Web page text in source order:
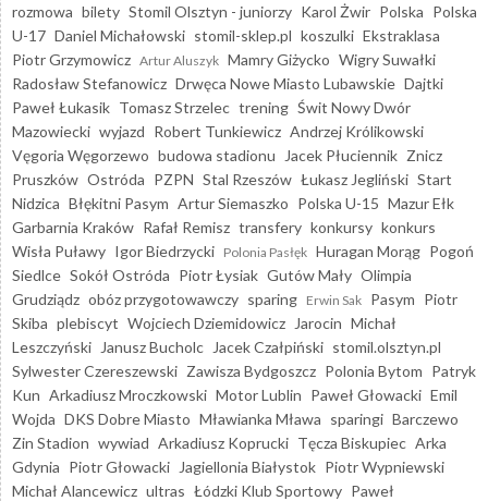
rozmowa bilety Stomil Olsztyn - juniorzy Karol Żwir Polska Polska
U-17 Daniel Michałowski stomil-sklep.pl koszulki Ekstraklasa
Piotr Grzymowicz Artur Aluszyk Mamry Giżycko Wigry Suwałki
Radosław Stefanowicz Drwęca Nowe Miasto Lubawskie Dajtki
Paweł Łukasik Tomasz Strzelec trening Świt Nowy Dwór
Mazowiecki wyjazd Robert Tunkiewicz Andrzej Królikowski
Vęgoria Węgorzewo budowa stadionu Jacek Płuciennik Znicz
Pruszków Ostróda PZPN Stal Rzeszów Łukasz Jegliński Start
Nidzica Błękitni Pasym Artur Siemaszko Polska U-15 Mazur Ełk
Garbarnia Kraków Rafał Remisz transfery konkursy konkurs
Wisła Puławy Igor Biedrzycki Polonia Pasłęk Huragan Morąg Pogoń
Siedlce Sokół Ostróda Piotr Łysiak Gutów Mały Olimpia
Grudziądz obóz przygotowawczy sparing Erwin Sak Pasym Piotr
Skiba plebiscyt Wojciech Dziemidowicz Jarocin Michał
Leszczyński
Janusz Bucholc Jacek Czałpiński stomil.olsztyn.pl
Sylwester Czereszewski Zawisza Bydgoszcz Polonia Bytom Patryk
Kun Arkadiusz Mroczkowski Motor Lublin Paweł Głowacki Emil
Wojda DKS Dobre Miasto Mławianka Mława sparingi Barczewo
Zin Stadion wywiad Arkadiusz Koprucki Tęcza Biskupiec Arka
Gdynia Piotr Głowacki Jagiellonia Białystok Piotr Wypniewski
Michał Alancewicz ultras Łódzki Klub Sportowy Paweł